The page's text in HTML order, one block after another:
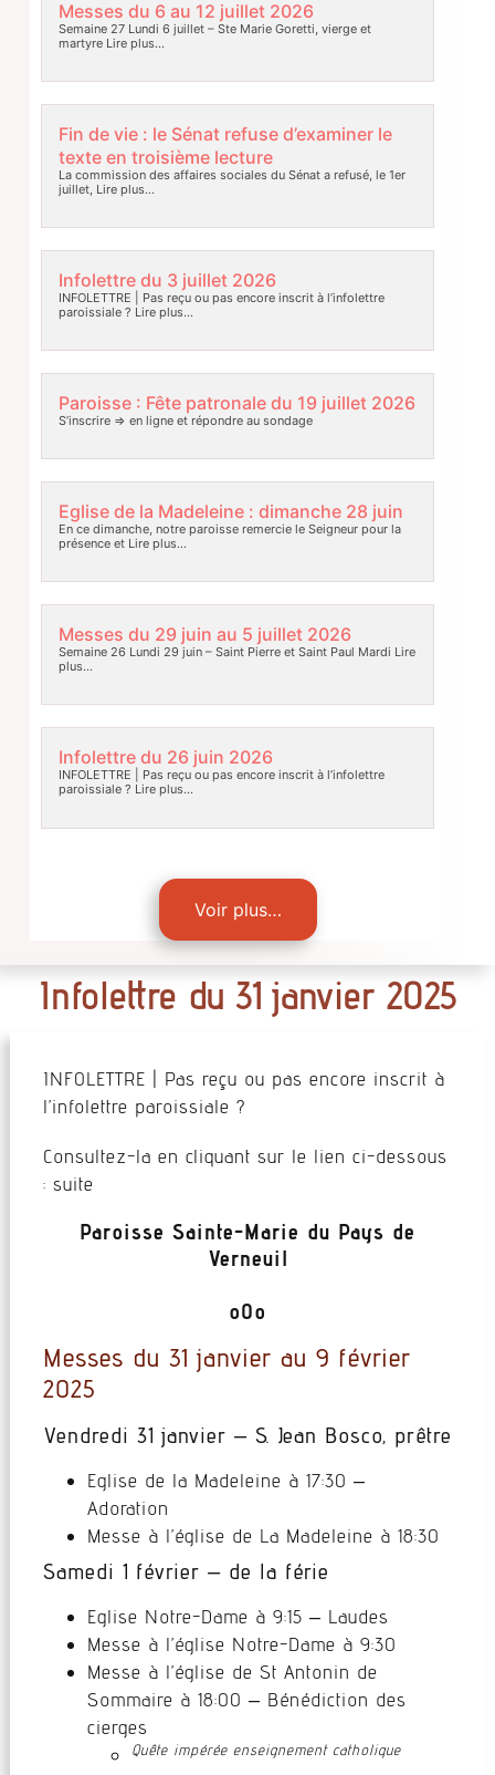
Messes du 6 au 12 juillet 2026
Semaine 27 Lundi 6 juillet – Ste Marie Goretti, vierge et
martyreLire plus…
Fin de vie : le Sénat refuse d’examiner le
texte en troisième lecture
La commission des affaires sociales du Sénat a refusé, le 1er
juillet, Lire plus…
Infolettre du 3 juillet 2026
INFOLETTRE | Pas reçu ou pas encore inscrit à l’infolettre
paroissiale ? Lire plus…
Paroisse : Fête patronale du 19 juillet 2026
S’inscrire => en ligne et répondre au sondage
Eglise de la Madeleine : dimanche 28 juin
En ce dimanche, notre paroisse remercie le Seigneur pour la
présence etLire plus…
Messes du 29 juin au 5 juillet 2026
Semaine 26 Lundi 29 juin – Saint Pierre et Saint Paul Mardi Lire
plus…
Infolettre du 26 juin 2026
INFOLETTRE | Pas reçu ou pas encore inscrit à l’infolettre
paroissiale ? Lire plus…
Voir plus…
Infolettre du 31 janvier 2025
INFOLETTRE | Pas reçu ou pas encore inscrit à
l’infolettre paroissiale ?
Consultez-la en cliquant sur le lien ci-dessous
: suite
Paroisse Sainte-Marie du Pays de
Verneuil
oOo
Messes du 31 janvier au 9 février
2025
Vendredi 31 janvier – S. Jean Bosco, prêtre
Eglise de la Madeleine à 17:30 –
Adoration
Messe à l’église de La Madeleine à 18:30
Samedi 1 février – de la férie
Eglise Notre-Dame à 9:15 – Laudes
Messe à l’église Notre-Dame à 9:30
Messe à l’église de St Antonin de
Sommaire à 18:00 – Bénédiction des
cierges
Quête impérée enseignement catholique